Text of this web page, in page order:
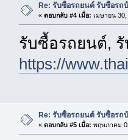
Re: รับซื้อรถยนต์ รับซื้อรถ
« ตอบกลับ #4 เมื่อ: เมษายน
รับซื้อรถยนต์,
https://
Re: รับซื้อรถยนต์ รับซื้อรถ
« ตอบกลับ #5 เมื่อ: พฤษภาคม